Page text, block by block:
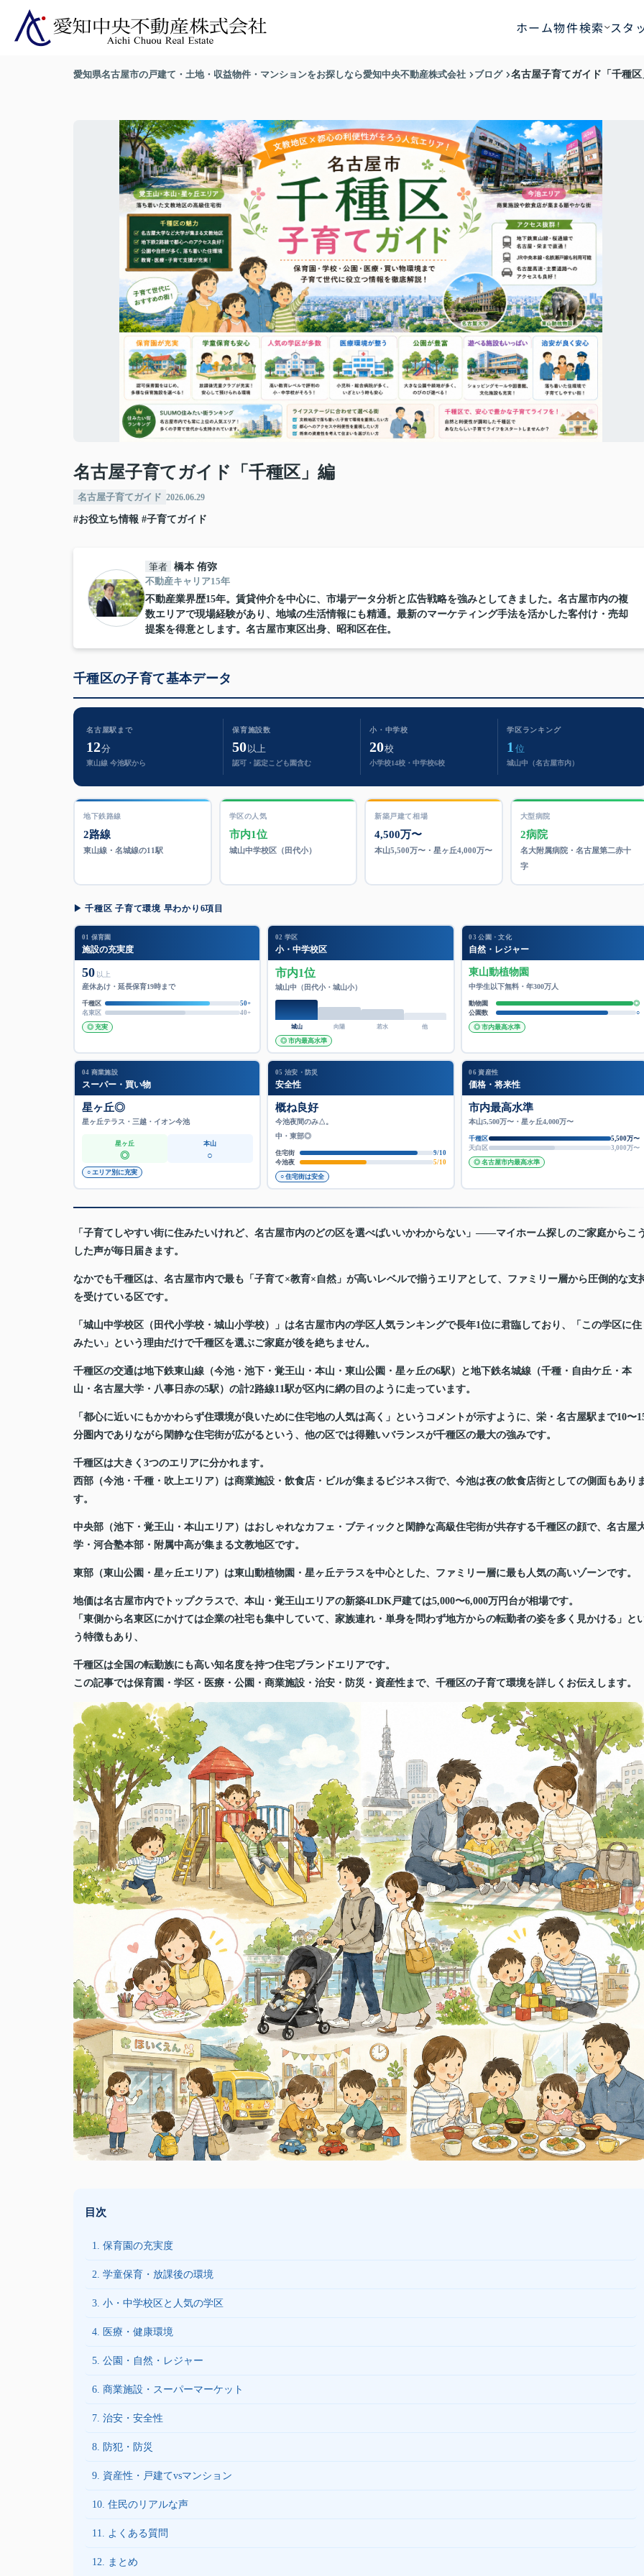
ホーム物件検索 スタ
愛知県名古屋市の戸建て・土地・収益物件・マンションをお探しなら愛知中央不動産株式会社 ブログ 名古屋子育てガイド「千種区
名古屋子育てガイド「千種区」編
名古屋子育てガイド 2026.06.29
#お役立ち情報 #子育てガイド
筆者 橋本 侑弥
不動産キャリア15年
不動産業界歴15年。賃貸仲介を中心に、市場データ分析と広告戦略を強みとしてきました。名古屋市内の複
数エリアで現場経験があり、地域の生活情報にも精通。最新のマーケティング手法を活かした客付け・売却
提案を得意とします。名古屋市東区出身、昭和区在住。
千種区の子育て基本データ
名古屋駅まで
12分
東山線 今池駅から
保育施設数
50 以上
認可・認定こども園含む
小・中学校
20校
小学校14校・中学校6校
学区ランキング
1 位
城山中（名古屋市内）
地下鉄路線
2路線
東山線・名城線の11駅
学区の人気
市内1位
城山中学校区（田代小）
新築戸建て相場
4,500万〜
本山5,500万〜・星ヶ丘4,000万〜
大型病院
2病院
名大附属病院・名古屋第二赤十
字
▶ 千種区 子育て環境 早わかり6項目
01 保育園
施設の充実度
50 以上
産休あけ・延長保育19時まで
千種区
50+
名東区
40+
◎ 充実
02 学区
小・中学校区
市内1位
城山中（田代小・城山小）
城山 向陽 若水 他
◎ 市内最高水準
03 公園・文化
自然・レジャー
東山動植物園
中学生以下無料・年300万人
動物園
◎
公園数
○
◎ 市内最高水準
04 商業施設
スーパー・買い物
星ヶ丘◎
星ヶ丘テラス・三越・イオン今池
星ヶ丘
◎
本山
○
○ エリア別に充実
05 治安・防災
安全性
概ね良好
今池夜間のみ△。
中・東部◎
住宅街
9/10
今池夜
5/10
○ 住宅街は安全
06 資産性
価格・将来性
市内最高水準
本山5,500万〜・星ヶ丘4,000万〜
千種区
5,500万〜
天白区
3,000万〜
◎ 名古屋市内最高水準
「子育てしやすい街に住みたいけれど、名古屋市内のどの区を選べばいいかわからない」——マイホーム探しのご家庭からこ
した声が毎日届きます。
なかでも千種区は、名古屋市内で最も「子育て×教育×自然」が高いレベルで揃うエリアとして、ファミリー層から圧倒的な支
を受けている区です。
「城山中学校区（田代小学校・城山小学校）」は名古屋市内の学区人気ランキングで長年1位に君臨しており、「この学区に住
みたい」という理由だけで千種区を選ぶご家庭が後を絶ちません。
千種区の交通は地下鉄東山線（今池・池下・覚王山・本山・東山公園・星ヶ丘の6駅）と地下鉄名城線（千種・自由ケ丘・本
山・名古屋大学・八事日赤の5駅）の計2路線11駅が区内に網の目のように走っています。
「都心に近いにもかかわらず住環境が良いために住宅地の人気は高く」というコメントが示すように、栄・名古屋駅まで10〜
分圏内でありながら閑静な住宅街が広がるという、他の区では得難いバランスが千種区の最大の強みです。
千種区は大きく3つのエリアに分かれます。
西部（今池・千種・吹上エリア）は商業施設・飲食店・ビルが集まるビジネス街で、今池は夜の飲食店街としての側面もあり
す。
中央部（池下・覚王山・本山エリア）はおしゃれなカフェ・ブティックと閑静な高級住宅街が共存する千種区の顔で、名古屋
学・河合塾本部・附属中高が集まる文教地区です。
東部（東山公園・星ヶ丘エリア）は東山動植物園・星ヶ丘テラスを中心とした、ファミリー層に最も人気の高いゾーンです。
地価は名古屋市内でトップクラスで、本山・覚王山エリアの新築4LDK戸建ては5,000〜6,000万円台が相場です。
「東側から名東区にかけては企業の社宅も集中していて、家族連れ・単身を問わず地方からの転勤者の姿を多く見かける」と
う特徴もあり、
千種区は全国の転勤族にも高い知名度を持つ住宅ブランドエリアです。
この記事では保育園・学区・医療・公園・商業施設・治安・防災・資産性まで、千種区の子育て環境を詳しくお伝えします。
目次
1. 保育園の充実度
2. 学童保育・放課後の環境
3. 小・中学校区と人気の学区
4. 医療・健康環境
5. 公園・自然・レジャー
6. 商業施設・スーパーマーケット
7. 治安・安全性
8. 防犯・防災
9. 資産性・戸建てvsマンション
10. 住民のリアルな声
11. よくある質問
12. まとめ